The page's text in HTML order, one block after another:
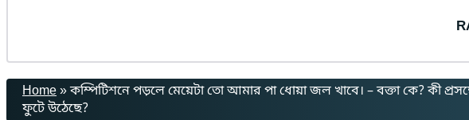
Home»কম্পিটিশনে পড়লে মেয়েটা তো আমার পা ধোয়া জল খাবে। – বক্তা কে? কী
ফুটে উঠেছে?